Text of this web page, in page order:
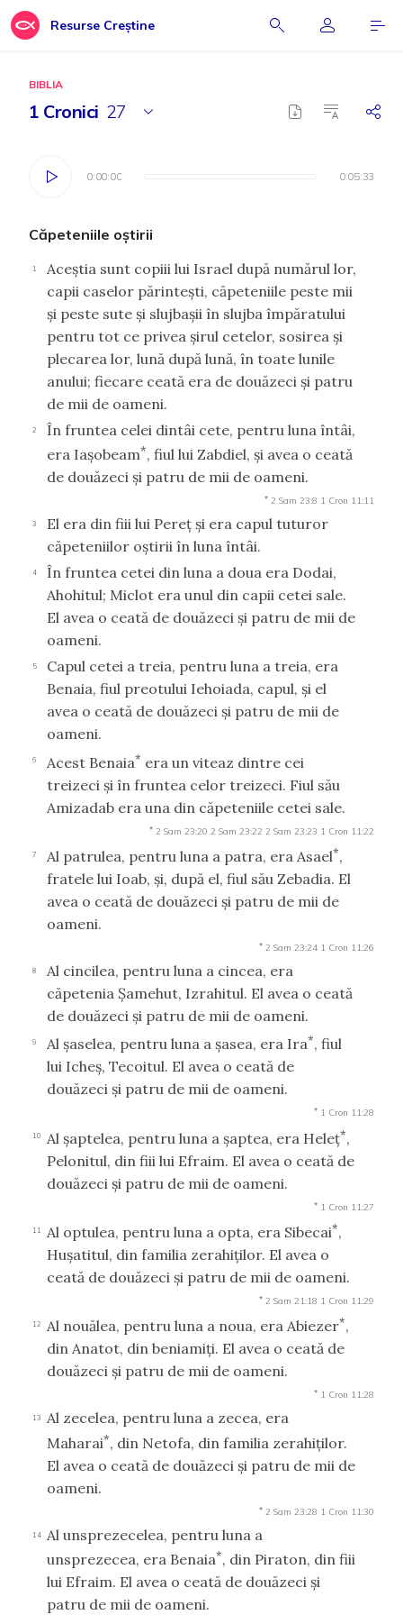
Resurse Creștine
BIBLIA
1 Cronici 27
0:00:00 0:05:33
0:00:00 0:05:33
Căpeteniile oştirii
1
Aceştia sunt copiii lui Israel după numărul lor,
capii caselor părinteşti, căpeteniile peste mii
şi peste sute şi slujbaşii în slujba împăratului
pentru tot ce privea şirul cetelor, sosirea şi
plecarea lor, lună după lună, în toate lunile
anului; fiecare ceată era de douăzeci şi patru
de mii de oameni.
2
În fruntea celei dintâi cete, pentru luna întâi,
era Iaşobeam*, fiul lui Zabdiel, şi avea o ceată
de douăzeci şi patru de mii de oameni.
* 2 Sam 23:8 1 Cron 11:11
3
El era din fiii lui Pereţ şi era capul tuturor
căpeteniilor oştirii în luna întâi.
4
În fruntea cetei din luna a doua era Dodai,
Ahohitul; Miclot era unul din capii cetei sale.
El avea o ceată de douăzeci şi patru de mii de
oameni.
5
Capul cetei a treia, pentru luna a treia, era
Benaia, fiul preotului Iehoiada, capul, şi el
avea o ceată de douăzeci şi patru de mii de
oameni.
6 Acest Benaia* era un viteaz dintre cei
treizeci şi în fruntea celor treizeci. Fiul său
Amizadab era una din căpeteniile cetei sale.
* 2 Sam 23:20 2 Sam 23:22 2 Sam 23:23 1 Cron 11:22
7 Al patrulea, pentru luna a patra, era Asael*,
fratele lui Ioab, şi, după el, fiul său Zebadia. El
avea o ceată de douăzeci şi patru de mii de
oameni.
* 2 Sam 23:24 1 Cron 11:26
8
Al cincilea, pentru luna a cincea, era
căpetenia Şamehut, Izrahitul. El avea o ceată
de douăzeci şi patru de mii de oameni.
9 Al şaselea, pentru luna a şasea, era Ira*, fiul
lui Icheş, Tecoitul. El avea o ceată de
douăzeci şi patru de mii de oameni.
* 1 Cron 11:28
10 Al şaptelea, pentru luna a şaptea, era Heleţ*,
Pelonitul, din fiii lui Efraim. El avea o ceată de
douăzeci şi patru de mii de oameni.
* 1 Cron 11:27
11 Al optulea, pentru luna a opta, era Sibecai*,
Huşatitul, din familia zerahiţilor. El avea o
ceată de douăzeci şi patru de mii de oameni.
* 2 Sam 21:18 1 Cron 11:29
12 Al nouălea, pentru luna a noua, era Abiezer*,
din Anatot, din beniamiţi. El avea o ceată de
douăzeci şi patru de mii de oameni.
* 1 Cron 11:28
13
Al zecelea, pentru luna a zecea, era
Maharai*, din Netofa, din familia zerahiţilor.
El avea o ceată de douăzeci şi patru de mii de
oameni.
* 2 Sam 23:28 1 Cron 11:30
14
Al unsprezecelea, pentru luna a
unsprezecea, era Benaia*, din Piraton, din fiii
lui Efraim. El avea o ceată de douăzeci şi
patru de mii de oameni.